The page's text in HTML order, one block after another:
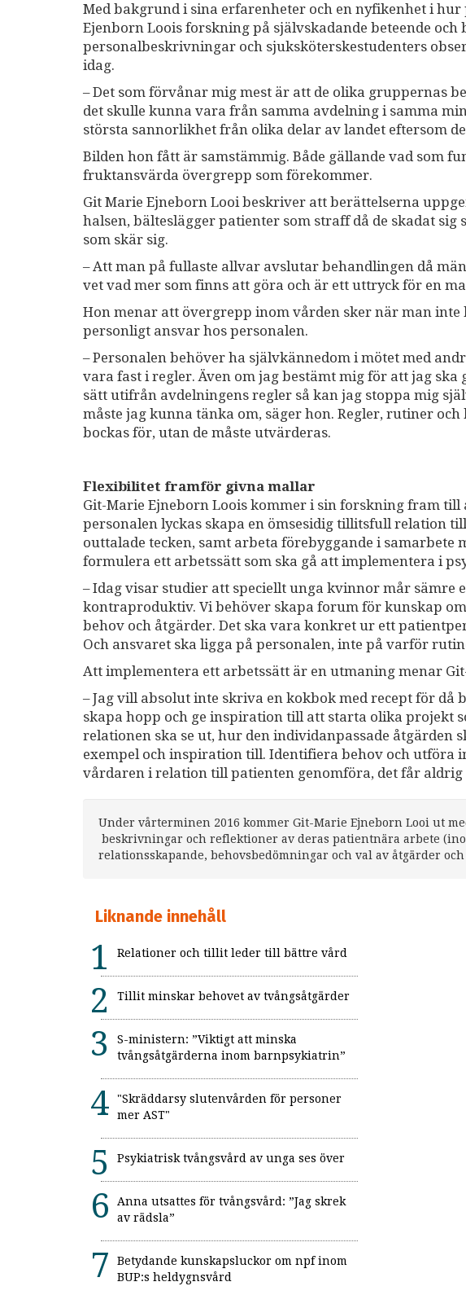
Med bakgrund i sina erfarenheter och en nyfikenhet i
Ejenborn Loois forskning på självskadande beteende
personalbeskrivningar och sjuksköterskestudenters
idag.
– Det som förvånar mig mest är att de olika gruppernas
det skulle kunna vara från samma avdelning i samma
största sannorlikhet från olika delar av landet eftersom
Bilden hon fått är samstämmig. Både gällande vad som
fruktansvärda övergrepp som förekommer.
Git Marie Ejneborn Looi beskriver att berättelserna
halsen, bälteslägger patienter som straff då de skadat
som skär sig.
– Att man på fullaste allvar avslutar behandlingen då
vet vad mer som finns att göra och är ett uttryck för en
Hon menar att övergrepp inom vården sker när man
personligt ansvar hos personalen.
– Personalen behöver ha självkännedom i mötet med
vara fast i regler. Även om jag bestämt mig för att jag
sätt utifrån avdelningens regler så kan jag stoppa mig
måste jag kunna tänka om, säger hon. Regler, rutiner
bockas för, utan de måste utvärderas.
Flexibilitet framför givna mallar
Git-Marie Ejneborn Loois kommer i sin forskning fram
personalen lyckas skapa en ömsesidig tillitsfull relation
outtalade tecken, samt arbeta förebyggande i samarbete
formulera ett arbetssätt som ska gå att implementera i
– Idag visar studier att speciellt unga kvinnor mår sämre
kontraproduktiv. Vi behöver skapa forum för kunskap
behov och åtgärder. Det ska vara konkret ur ett
Och ansvaret ska ligga på personalen, inte på varför
Att implementera ett arbetssätt är en utmaning menar
– Jag vill absolut inte skriva en kokbok med recept för då
skapa hopp och ge inspiration till att starta olika projekt
relationen ska se ut, hur den individanpassade åtgärden
exempel och inspiration till. Identifiera behov och utföra
vårdaren i relation till patienten genomföra, det får
Under vårterminen 2016 kommer Git-Marie Ejneborn Looi ut
beskrivningar och reflektioner av deras patientnära arbete
relationsskapande, behovsbedömningar och val av åtgärder
Liknande innehåll
Relationer och tillit leder till bättre vård
Tillit minskar behovet av tvångsåtgärder
S-ministern: ”Viktigt att minska
tvångsåtgärderna inom barnpsykiatrin”
"Skräddarsy slutenvården för personer
mer AST"
Psykiatrisk tvångsvård av unga ses över
Anna utsattes för tvångsvård: ”Jag skrek
av rädsla”
Betydande kunskapsluckor om npf inom
BUP:s heldygnsvård